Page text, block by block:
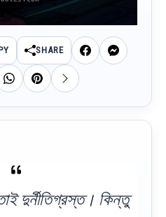
SHARE
দুর্নীতিগ্রস্ত। কিন্তু